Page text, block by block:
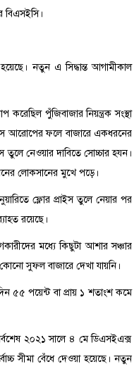
বিএসইসি।
নতুন এ সিদ্ধান্ত আগামীকাল
পুঁজিবাজার নিয়ন্ত্রক সংস্থা
আরোপের ফলে বাজারে একধরনের
তুলে নেওয়ার দাবিতে সোচ্চার হযন।
লোকসানের মুখে পড়ে।
ফ্লোর প্রাইস তুলে নেয়ার পর
রয়েছে।
মধ্যে কিছুটা আশার সঞ্চার
কোনো সুফল বাজারে দেখা যায়নি।
৫৫ পয়েন্ট বা প্রায় ১ শতাংশ কমে
২০২১ সালে ৪ মে ডিএসইএক্স
সীমা বেঁধে দেওয়া হয়েছে। নতুন